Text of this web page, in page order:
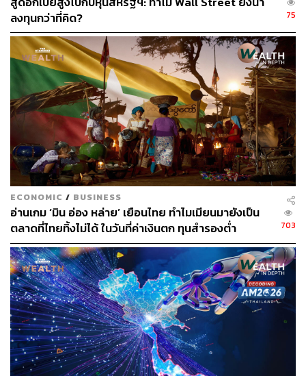
ลงทุนกว่าที่คิด?
75
ECONOMIC / BUSINESS
อ่านเกม ‘มิน อ่อง หล่าย’ เยือนไทย ทำไมเมียนมายังเป็น
ตลาดที่ไทยทิ้งไม่ได้ ในวันที่ค่าเงินตก ทุนสำรองต่ำ
703